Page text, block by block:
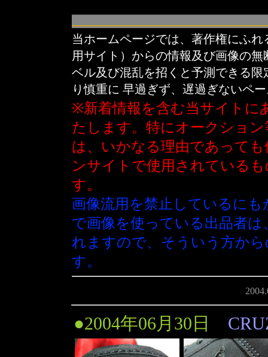
当ホームページでは、著作権にふ
用サイト）からの情報及び画像の
ベル及び混乱を招くと予測できる
り慎重に 早過ぎず、遅過ぎないペ
※新着情報を含む当サイトに
たします。特にオークショ
は、いかなる理由であって
ンサイトで使用されている
す。
画像流用を禁止しているに
で画像を使っている出品者
れますので、そういう方か
す。
●2004年06月30日